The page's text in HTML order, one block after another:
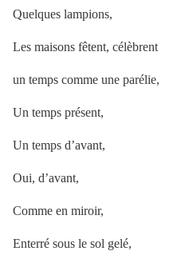
Quelques lampions,
Les maisons fêtent, célèbrent
un temps comme une parélie,
Un temps présent,
Un temps d’avant,
Oui, d’avant,
Comme en miroir,
Enterré sous le sol gelé,